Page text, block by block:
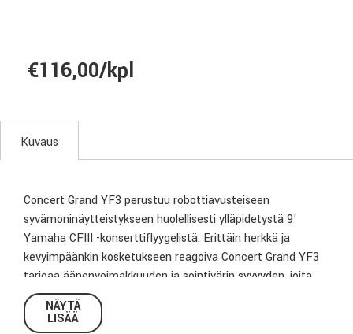
€116,00/kpl
Kuvaus
Concert Grand YF3 perustuu robottiavusteiseen
syvämoninäytteistykseen huolellisesti ylläpidetystä 9'
Yamaha CFIII -konserttiflyygelistä. Erittäin herkkä ja
kevyimpäänkin kosketukseen reagoiva Concert Grand YF3
tarjoaa äänenvoimakkuuden ja sointivärin syvyyden, joita
tarvitaan täyttämään mikä tahansa musiikkiprojekti tai
konserttisali.
NÄYTÄ
LISÄÄ